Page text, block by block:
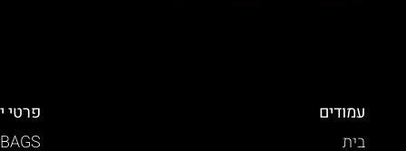
עמודים
בית
פרטי